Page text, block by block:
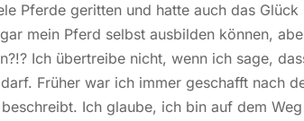
Pferde geritten und hatte auch das
mein Pferd selbst ausbilden können,
Ich übertreibe nicht, wenn ich sage,
Früher war ich immer geschafft nach
Ich glaube, ich bin auf dem